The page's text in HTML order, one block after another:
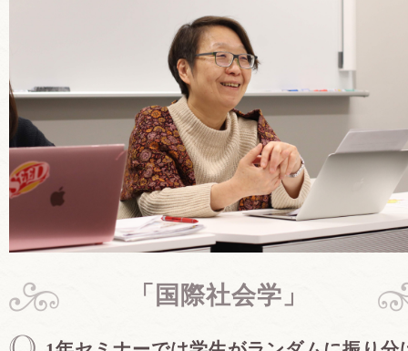
「国際社会学」